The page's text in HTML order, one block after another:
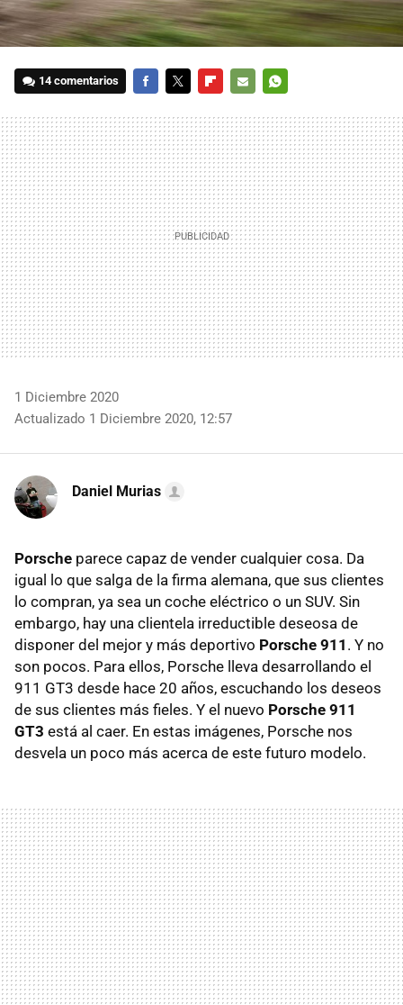
14 comentarios
MAIL
1 Diciembre 2020
Actualizado 1 Diciembre 2020, 12:57
Daniel Murias
Porsche parece capaz de vender cualquier cosa. Da
igual lo que salga de la firma alemana, que sus clientes
lo compran, ya sea un coche eléctrico o un SUV. Sin
embargo, hay una clientela irreductible deseosa de
disponer del mejor y más deportivo Porsche 911 . Y no
son pocos. Para ellos, Porsche lleva desarrollando el
911 GT3 desde hace 20 años, escuchando los deseos
de sus clientes más fieles. Y el nuevo Porsche 911
GT3 está al caer. En estas imágenes, Porsche nos
desvela un poco más acerca de este futuro modelo.